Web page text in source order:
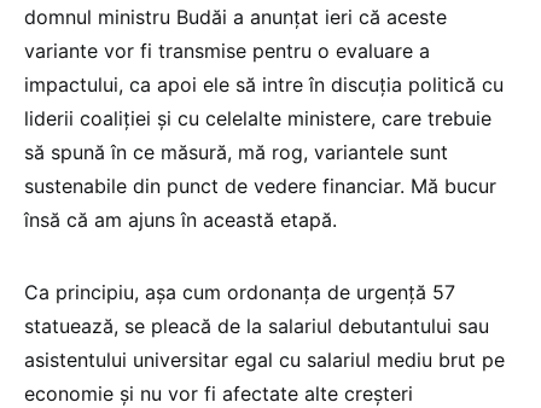
domnul ministru Budăi a anunțat ieri că aceste
variante vor fi transmise pentru o evaluare a
impactului, ca apoi ele să intre în discuția politică cu
liderii coaliției și cu celelalte ministere, care trebuie
să spună în ce măsură, mă rog, variantele sunt
sustenabile din punct de vedere financiar. Mă bucur
însă că am ajuns în această etapă.
Ca principiu, așa cum ordonanța de urgență 57
statuează, se pleacă de la salariul debutantului sau
asistentului universitar egal cu salariul mediu brut pe
economie și nu vor fi afectate alte creșteri